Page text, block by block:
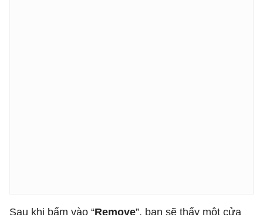
Sau khi bấm vào “Remove”, bạn sẽ thấy một cửa